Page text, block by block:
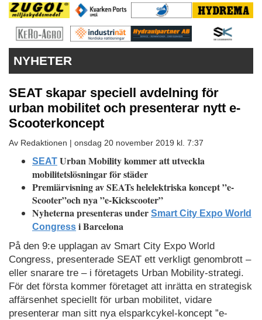
KONTAKT
VÅRA ANDRA MAGASIN
PRENUMERERA
ANNONSERA
NYHETER
SEAT skapar speciell avdelning för
urban mobilitet och presenterar nytt e-
Scooterkoncept
Av Redaktionen | onsdag 20 november 2019 kl. 7:37
SEAT Urban Mobility kommer att utveckla
mobilitetslösningar för städer
Premiärvisning av SEATs helelektriska koncept ”e-
Scooter”och nya ”e-Kickscooter”
Nyheterna presenteras under Smart City Expo World
Congress i Barcelona
På den 9:e upplagan av Smart City Expo World
Congress, presenterade SEAT ett verkligt genombrott –
eller snarare tre – i företagets Urban Mobility-strategi.
För det första kommer företaget att inrätta en strategisk
affärsenhet speciellt för urban mobilitet, vidare
presenterar man sitt nya elsparkcykel-koncept ”e-